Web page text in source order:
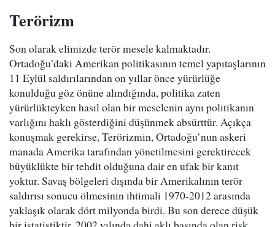
Terörizm
Son olarak elimizde terör mesele kalmaktadır.
Ortadoğu’daki Amerikan politikasının temel yapıtaşlarının
11 Eylül saldırılarından on yıllar önce yürürlüğe
konulduğu göz önüne alındığında, politika zaten
yürürlükteyken hasıl olan bir meselenin aynı politikanın
varlığını haklı gösterdiğini düşünmek absürttür. Açıkça
konuşmak gerekirse, Terörizmin, Ortadoğu’nun askeri
manada Amerika tarafından yönetilmesini gerektirecek
büyüklükte bir tehdit olduğuna dair en ufak bir kanıt
yoktur. Savaş bölgeleri dışında bir Amerikalının terör
saldırısı sonucu ölmesinin ihtimali 1970-2012 arasında
yaklaşık olarak dört milyonda birdi. Bu son derece düşük